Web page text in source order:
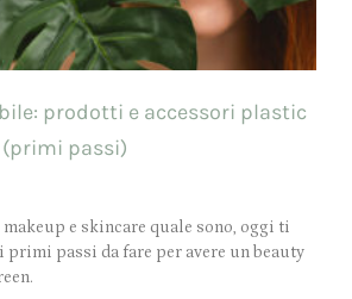
prodotti e accessori plastic
(primi passi)
e skincare quale sono, oggi ti
primi passi da fare per avere un beauty